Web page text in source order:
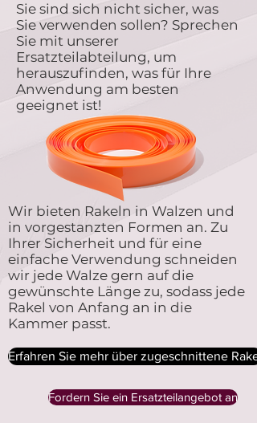
Sie sind sich nicht sicher, was
Sie verwenden sollen? Sprechen
Sie mit unserer
Ersatzteilabteilung, um
herauszufinden, was für Ihre
Anwendung am besten
geeignet ist!
Wir bieten Rakeln in Walzen und
in vorgestanzten Formen an. Zu
Ihrer Sicherheit und für eine
einfache Verwendung schneiden
wir jede Walze gern auf die
gewünschte Länge zu, sodass jede
Rakel von Anfang an in die
Kammer passt.
Erfahren Sie mehr über zugeschnittene Rakel
Fordern Sie ein Ersatzteilangebot an